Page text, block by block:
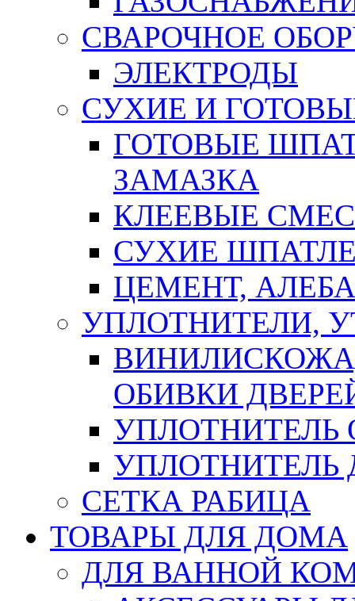
СВАРОЧНОЕ
ЭЛЕКТРОДЫ
СУХИЕ И
ГОТОВЫЕ
ЗАМАЗКА
КЛЕЕВЫЕ
СУХИЕ
ЦЕМЕНТ,
УПЛОТНИТЕЛИ,
ОБИВКИ
УПЛОТНИТЕЛЬ
СЕТКА РАБИЦА
ТОВАРЫ ДЛЯ ДОМА
ДЛЯ ВАННОЙ